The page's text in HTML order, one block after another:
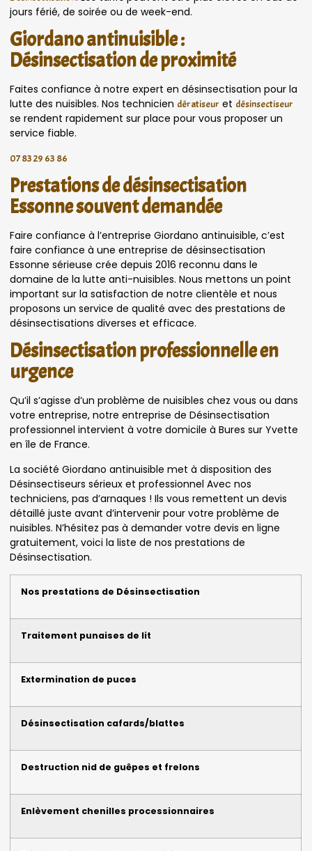
jours férié, de soirée ou de week-end.
Giordano antinuisible :
Désinsectisation de proximité
Faites confiance à notre expert en désinsectisation pour la
lutte des nuisibles. Nos technicien dératiseur et désinsectiseur
se rendent rapidement sur place pour vous proposer un
service fiable.
07 83 29 63 86
Prestations de désinsectisation
Essonne souvent demandée
Faire confiance à l’entreprise Giordano antinuisible, c’est
faire confiance à une entreprise de désinsectisation
Essonne sérieuse crée depuis 2016 reconnu dans le
domaine de la lutte anti-nuisibles. Nous mettons un point
important sur la satisfaction de notre clientèle et nous
proposons un service de qualité avec des prestations de
désinsectisations diverses et efficace.
Désinsectisation professionnelle en
urgence
Qu’il s’agisse d’un problème de nuisibles chez vous ou dans
votre entreprise, notre entreprise de Désinsectisation
professionnel intervient à votre domicile à Bures sur Yvette
en île de France.
La société Giordano antinuisible met à disposition des
Désinsectiseurs sérieux et professionnel Avec nos
techniciens, pas d’arnaques ! Ils vous remettent un devis
détaillé juste avant d’intervenir pour votre problème de
nuisibles. N’hésitez pas à demander votre devis en ligne
gratuitement, voici la liste de nos prestations de
Désinsectisation.
Nos prestations de Désinsectisation
Traitement punaises de lit
Extermination de puces
Désinsectisation cafards/blattes
Destruction nid de guêpes et frelons
Enlèvement chenilles processionnaires